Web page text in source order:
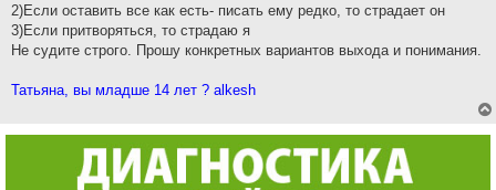
2)Если оставить все как есть- писать ему редко, то страдает он
3)Если притворяться, то страдаю я
Не судите строго. Прошу конкретных вариантов выхода и понимания.
Татьяна, вы младше 14 лет ? alkesh